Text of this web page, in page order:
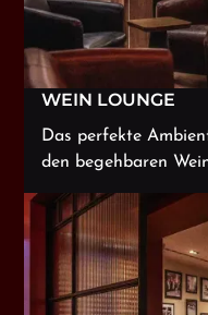
WEIN LOUNGE
Das perfekte
den begehbaren